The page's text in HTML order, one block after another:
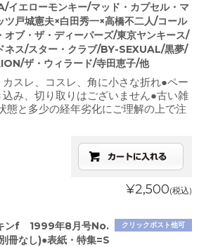
イエローモンキー/マッド・カプセル・マ
ツ戸城憲夫×白田秀一×高橋不二人/コール
オブ・ザ・ディーパーズ/東京ヤンキース/
ネス/スター・クラブ/BY-SEXUAL/黒夢/
ザ・ウィラード/寺田恵子/他
スレ、コスレ、角に小さな折れ●ペー
み、切り取りはございません●古い雑
態と多少の経年劣化にご理解の上で注
¥2,500(税込)
クリックポスト他可
ンf 1999年8月号No.
冊なし)●表紙・特集=S